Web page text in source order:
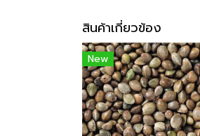
สินค้าเกี่ยวข้อง
New